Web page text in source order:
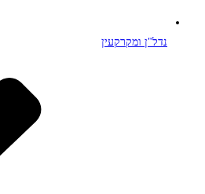
נדל"ן ומקרקעין